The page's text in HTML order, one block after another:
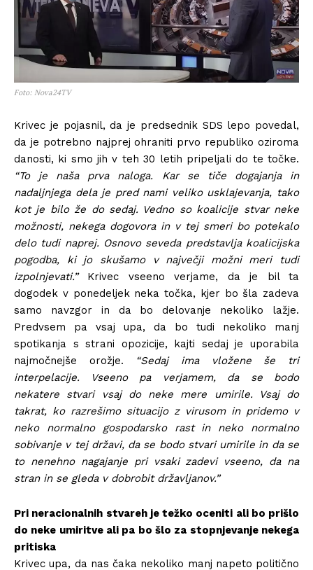
Foto: Nova24TV
Krivec je pojasnil, da je predsednik SDS lepo povedal,
da je potrebno najprej ohraniti prvo republiko oziroma
danosti, ki smo jih v teh 30 letih pripeljali do te točke.
“To je naša prva naloga. Kar se tiče dogajanja in
nadaljnjega dela je pred nami veliko usklajevanja, tako
kot je bilo že do sedaj. Vedno so koalicije stvar neke
možnosti, nekega dogovora in v tej smeri bo potekalo
delo tudi naprej. Osnovo seveda predstavlja koalicijska
pogodba, ki jo skušamo v največji možni meri tudi
izpolnjevati.”Krivec vseeno verjame, da je bil ta
dogodek v ponedeljek neka točka, kjer bo šla zadeva
samo navzgor in da bo delovanje nekoliko lažje.
Predvsem pa vsaj upa, da bo tudi nekoliko manj
spotikanja s strani opozicije, kajti sedaj je uporabila
najmočnejše orožje. “Sedaj ima vložene še tri
interpelacije. Vseeno pa verjamem, da se bodo
nekatere stvari vsaj do neke mere umirile. Vsaj do
takrat, ko razrešimo situacijo z virusom in pridemo v
neko normalno gospodarsko rast in neko normalno
sobivanje v tej državi, da se bodo stvari umirile in da se
to nenehno nagajanje pri vsaki zadevi vseeno, da na
stran in se gleda v dobrobit državljanov.”
Pri neracionalnih stvareh je težko oceniti ali bo prišlo
do neke umiritve ali pa bo šlo za stopnjevanje nekega
pritiska
Krivec upa, da nas čaka nekoliko manj napeto politično